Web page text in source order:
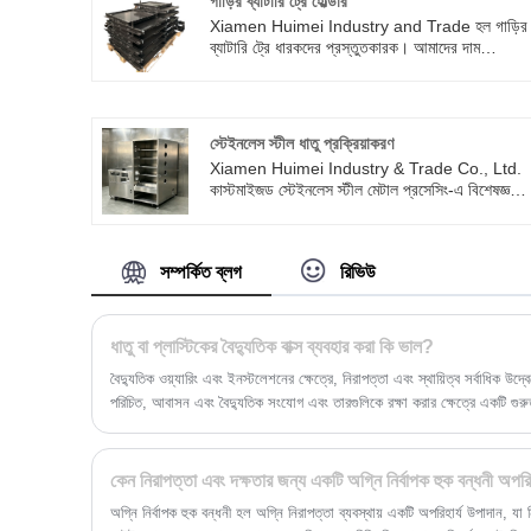
Xiamen Huimei Industry and Trade হল গাড়ির
ব্যাটারি ট্রে ধারকদের প্রস্তুতকারক। আমাদের দাম
স্টেইনলেস স্টীল ধাতু প্রক্রিয়াকরণ
Xiamen Huimei Industry & Trade Co., Ltd.
কাস্টমাইজড স্টেইনলেস স্টীল মেটাল প্রসেসিং-এ বিশেষজ্ঞ
করি।
সম্পর্কিত ব্লগ রিভিউ
ধাতু বা প্লাস্টিকের বৈদ্যুতিক বাক্স ব্যবহার করা কি ভাল?
বৈদ্যুতিক ওয়্যারিং এবং ইনস্টলেশনের ক্ষেত্রে, নিরাপত্তা এবং স্থায়িত্ব সর্বাধিক
পরিচিত, আবাসন এবং বৈদ্যুতিক সংযোগ এবং তারগুলিকে রক্ষা করার ক্ষেত্রে একটি
সুবিধাগুলি নিয়ে আলোচনা করব, কেন তারা প্রায়শই প্লাস্টিকের সংস্করণগুলিকে
প্রতিরোধের এবং দীর্ঘমেয়াদী নির্ভরযোগ্যতার ক্ষেত্রে তা জোর দেয়।
কেন নিরাপত্তা এবং দক্ষতার জন্য একটি অগ্নি নির্বাপক হুক বন্ধনী
অগ্নি নির্বাপক হুক বন্ধনী হল অগ্নি নিরাপত্তা ব্যবস্থায় একটি অপরিহার্য উপাদান, যা